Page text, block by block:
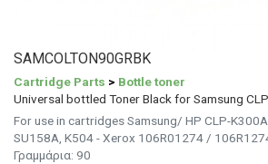
SAMCOLTON90GRBK
Cartridge Parts > Bottle toner
Universal bottled Toner Black for Samsung
For use in cartridges Samsung/ HP CLP-
SU158A, K504 - Xerox 106R01274 /
Γραμμάρια: 90